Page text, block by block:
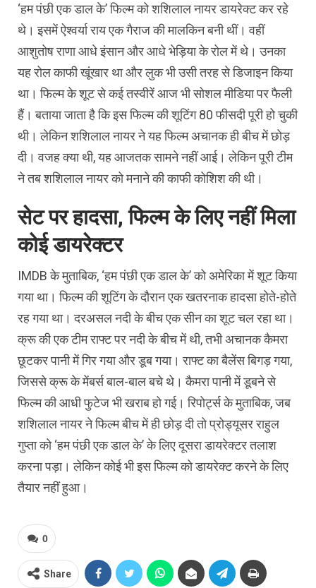
‘हम पंछी एक डाल के’ फिल्म को शशिलाल नायर डायरेक्ट कर रहे
थे। इसमें ऐश्वर्या राय एक गैराज की मालकिन बनी थीं। वहीं
आशुतोष राणा आधे इंसान और आधे भेड़िया के रोल में थे। उनका
यह रोल काफी खूंखार था और लुक भी उसी तरह से डिजाइन किया
था। फिल्म के शूट से कई तस्वीरें आज भी सोशल मीडिया पर फैली
हैं। बताया जाता है कि इस फिल्म की शूटिंग 80 फीसदी पूरी हो चुकी
थी। लेकिन शशिलाल नायर ने यह फिल्म अचानक ही बीच में छोड़
दी। वजह क्या थी, यह आजतक सामने नहीं आई। लेकिन पूरी टीम
ने तब शशिलाल नायर को मनाने की काफी कोशिश की थी।
सेट पर हादसा, फिल्म के लिए नहीं मिला
कोई डायरेक्टर
IMDB के मुताबिक, ‘हम पंछी एक डाल के’ को अमेरिका में शूट किया
गया था। फिल्म की शूटिंग के दौरान एक खतरनाक हादसा होते-होते
रह गया था। दरअसल नदी के बीच एक सीन का शूट चल रहा था।
क्रू की एक टीम राफ्ट पर नदी के बीच में थी, तभी अचानक कैमरा
छूटकर पानी में गिर गया और डूब गया। राफ्ट का बैलेंस बिगड़ गया,
जिससे क्रू के मेंबर्स बाल-बाल बचे थे। कैमरा पानी में डूबने से
फिल्म की आधी फुटेज भी खराब हो गई। रिपोर्ट्स के मुताबिक, जब
शशिलाल नायर ने फिल्म बीच में ही छोड़ दी तो प्रोड्यूसर राहुल
गुप्ता को ‘हम पंछी एक डाल के’ के लिए दूसरा डायरेक्टर तलाश
करना पड़ा। लेकिन कोई भी इस फिल्म को डायरेक्ट करने के लिए
तैयार नहीं हुआ।
0
Share